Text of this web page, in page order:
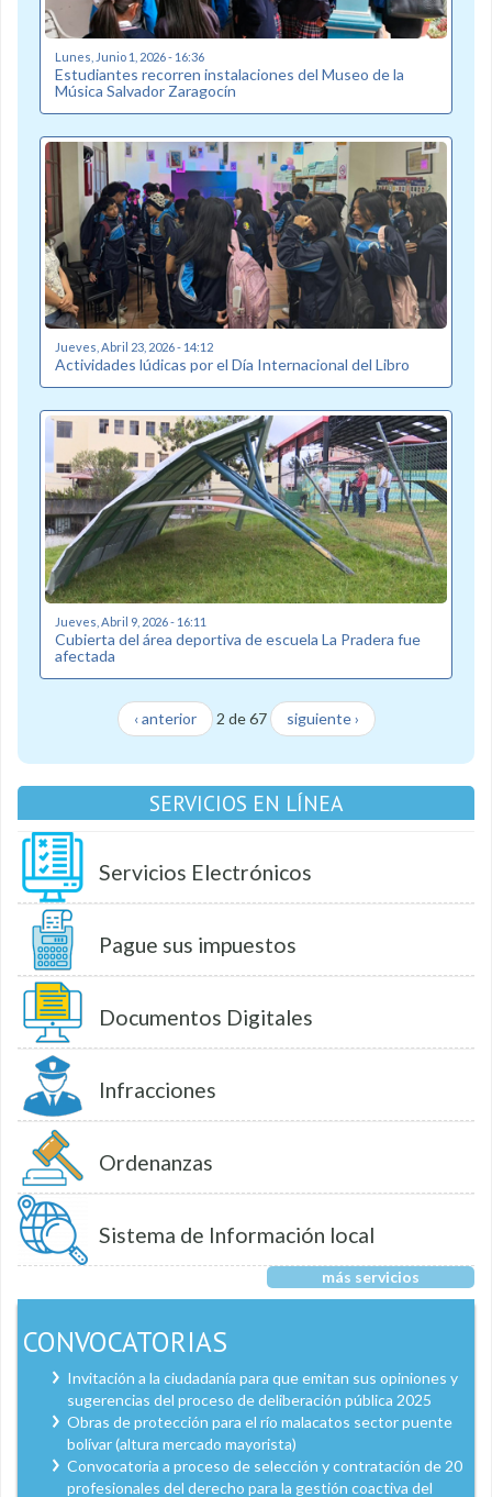
Lunes, Junio 1, 2026 - 16:36
Estudiantes recorren instalaciones del Museo de la
Música Salvador Zaragocín
Jueves, Abril 23, 2026 - 14:12
Actividades lúdicas por el Día Internacional del Libro
Jueves, Abril 9, 2026 - 16:11
Cubierta del área deportiva de escuela La Pradera fue
afectada
‹ anterior 2 de 67 siguiente ›
SERVICIOS EN LÍNEA
Servicios Electrónicos
Pague sus impuestos
Documentos Digitales
Infracciones
Ordenanzas
Sistema de Información local
más servicios
CONVOCATORIAS
Invitación a la ciudadanía para que emitan sus opiniones y
sugerencias del proceso de deliberación pública 2025
Obras de protección para el río malacatos sector puente
bolívar (altura mercado mayorista)
Convocatoria a proceso de selección y contratación de 20
profesionales del derecho para la gestión coactiva del